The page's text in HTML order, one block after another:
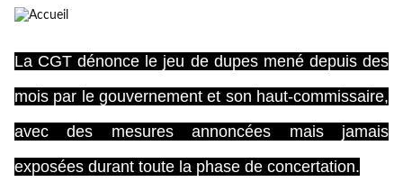
La CGT dénonce le jeu de dupes mené depuis des
mois par le gouvernement et son haut-commissaire,
avec des mesures annoncées mais jamais
exposées durant toute la phase de concertation.